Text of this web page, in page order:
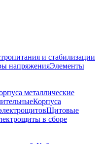
и стабилизации
напряженияЭлементы
металлические
Корпуса
Щитовые
в сборе